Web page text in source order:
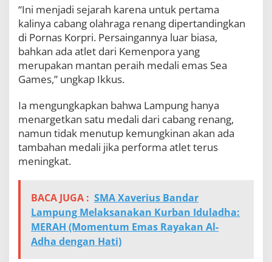
“Ini menjadi sejarah karena untuk pertama
kalinya cabang olahraga renang dipertandingkan
di Pornas Korpri. Persaingannya luar biasa,
bahkan ada atlet dari Kemenpora yang
merupakan mantan peraih medali emas Sea
Games,” ungkap Ikkus.
Ia mengungkapkan bahwa Lampung hanya
menargetkan satu medali dari cabang renang,
namun tidak menutup kemungkinan akan ada
tambahan medali jika performa atlet terus
meningkat.
BACA JUGA : SMA Xaverius Bandar
Lampung Melaksanakan Kurban Iduladha:
MERAH (Momentum Emas Rayakan Al-
Adha dengan Hati)